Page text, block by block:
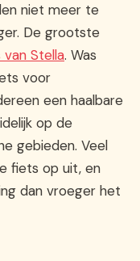
niet meer te
De grootste
Stella. Was
voor
een haalbare
op de
gebieden. Veel
fiets op uit, en
dan vroeger het